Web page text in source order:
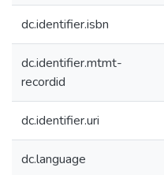
dc.identifier.isbn
dc.identifier.mtmt-
recordid
dc.identifier.uri
dc.language